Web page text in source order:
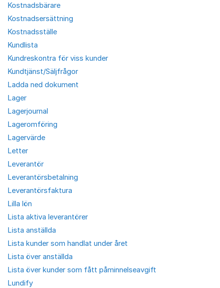
Kostnadsbärare
Kostnadsersättning
Kostnadsställe
Kundlista
Kundreskontra för viss kunder
Kundtjänst/Säljfrågor
Ladda ned dokument
Lager
Lagerjournal
Lageromföring
Lagervärde
Letter
Leverantör
Leverantörsbetalning
Leverantörsfaktura
Lilla lön
Lista aktiva leverantörer
Lista anställda
Lista kunder som handlat under året
Lista över anställda
Lista över kunder som fått påminnelseavgift
Lundify